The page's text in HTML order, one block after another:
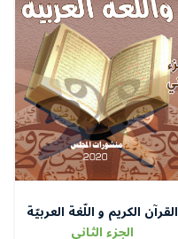
القرآن الكريم و اللّغة العربيّة
الجزء الثاني